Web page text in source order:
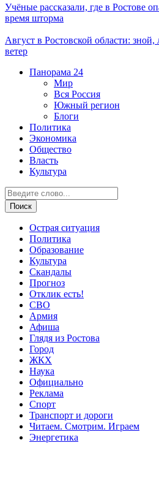
Учёные рассказали, где в Ростове
время шторма
Август в Ростовской области:
ветер
Панорама 24
Мир
Вся Россия
Южный регион
Блоги
Политика
Экономика
Общество
Власть
Культура
Острая ситуация
Политика
Образование
Культура
Скандалы
Прогноз
Отклик есть!
СВО
Армия
Афиша
Глядя из Ростова
Город
ЖКХ
Наука
Официально
Реклама
Спорт
Транспорт и дороги
Читаем. Смотрим. Играем
Энергетика